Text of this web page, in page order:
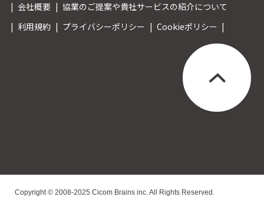
会社概要
協業のご提案や貴社サービスの紹介について
利用規約
プライバシーポリシー Cookieポリシー
Copyright © 2008-2025 Cicom Brains inc. All Rights Reserved.